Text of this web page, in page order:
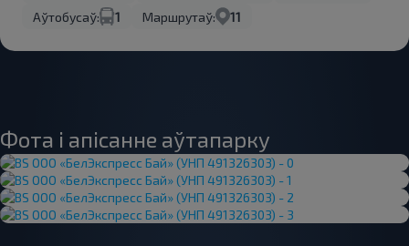
Аўтобусаў:
1 Маршрутаў: 11
Фота і апісанне аўтапарку